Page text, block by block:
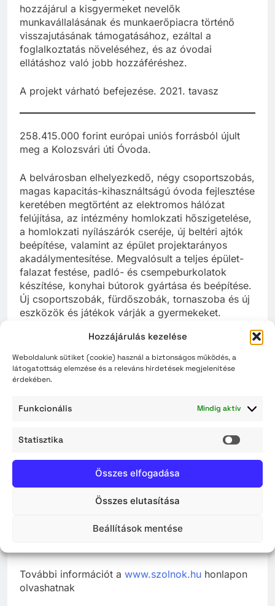
Hozzájárulás kezelése
Weboldalunk sütiket (cookie) használ a biztonságos működés, a
látogatottság elemzése és a releváns hirdetések megjelenítése
érdekében.
Funkcionális Mindig aktív
Statisztika
Összes elfogadása
Összes elutasítása
Beállítások mentése
hozzájárul a kisgyermeket nevelők
munkavállalásának és munkaerőpiacra történő
visszajutásának támogatásához, ezáltal a
foglalkoztatás növeléséhez, és az óvodai
ellátáshoz való jobb hozzáféréshez.
A projekt várható befejezése. 2021. tavasz
258.415.000 forint európai uniós forrásból újult
meg a Kolozsvári úti Óvoda.
A belvárosban elhelyezkedő, négy csoportszobás,
magas kapacitás-kihasználtságú óvoda fejlesztése
keretében megtörtént az elektromos hálózat
felújítása, az intézmény homlokzati hőszigetelése,
a homlokzati nyílászárók cseréje, új beltéri ajtók
beépítése, valamint az épület projektarányos
akadálymentesítése. Megvalósult a teljes épület-
falazat festése, padló- és csempeburkolatok
készítése, konyhai bútorok gyártása és beépítése.
Új csoportszobák, fürdőszobák, tornaszoba és új
eszközök és játékok várják a gyermekeket.
A fejlesztés megvalósulásával emelkedett a
szolgáltatási színvonal, megújuló
energiaforrásként 16 db napelem modul került
elhelyezésre az épületen, melyekkel az óvoda
óvodai ellátás színvonalának növelése,
hozzájárul a kisgyermeket nevelők
munkavállalásának és munkaerőpiacra történő
visszajutásának támogatásához, ezáltal a
foglalkoztatás növeléséhez, és az óvodai
További információt a www.szolnok.hu honlapon
olvashatnak